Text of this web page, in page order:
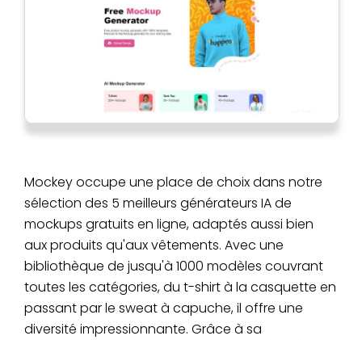
Mockey occupe une place de choix dans notre
sélection des 5 meilleurs générateurs IA de
mockups gratuits en ligne, adaptés aussi bien
aux produits qu'aux vêtements. Avec une
bibliothèque de jusqu'à 1000 modèles couvrant
toutes les catégories, du t-shirt à la casquette en
passant par le sweat à capuche, il offre une
diversité impressionnante. Grâce à sa